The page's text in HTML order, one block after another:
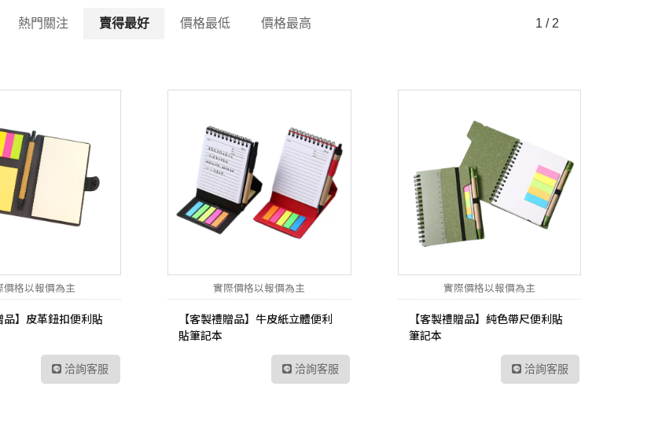
感光滾筒
標籤帶
點陣印表機
Lenovo 聯想
Vero
攜帶型顯示器
幕
HP顯示器
Full HD & QHD螢幕
UltraFine高畫質編輯
螢幕
UltraWide多工作業螢
幕
UltraGear專業電競螢
記憶卡
柯達
ADATA 威剛
工業用SSD
工業用記憶卡
海能達對講機
數位雙模對講機
數位無線車載台
數位雙模中繼台
數位對講機
專業無線電對講
HYT 中繼台無線電
HYT 專業車載台對講
Linksys
路由器
網路交換器
Mercusys 水星
Mesh 網狀路由器
無線分享器
LTE 路由器
USB 無線網卡
交換器
熱門關注 賣得最好 價格最低 價格最高 1 / 2
價格以報價為主
品】皮革鈕扣便利貼
洽詢客服
實際價格以報價為主
【客製禮贈品】牛皮紙立體便利
貼筆記本
洽詢客服
實際價格以報價為主
【客製禮贈品】純色帶尺便利貼
筆記本
洽詢客服